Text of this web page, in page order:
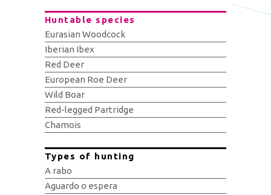
Huntable species
Eurasian Woodcock
Iberian Ibex
Red Deer
European Roe Deer
Wild Boar
Red-legged Partridge
Chamois
Types of hunting
A rabo
Aguardo o espera